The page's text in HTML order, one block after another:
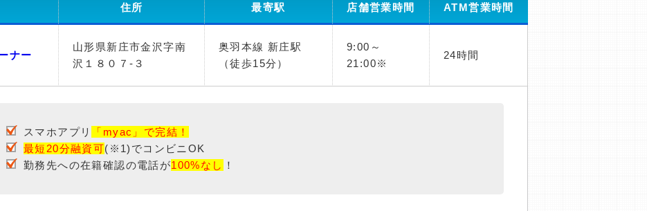
住所 最寄駅 店舗営業時間 ATM営業時間
ナー
山形県新庄市金沢字南
沢１８０７-３
奥羽本線 新庄駅
（徒歩15分）
9:00～
21:00※
24時間
スマホアプリ
「myac」で完結！
最短20分融資可(※1)でコンビニOK
勤務先への在籍確認の電話が100%なし ！